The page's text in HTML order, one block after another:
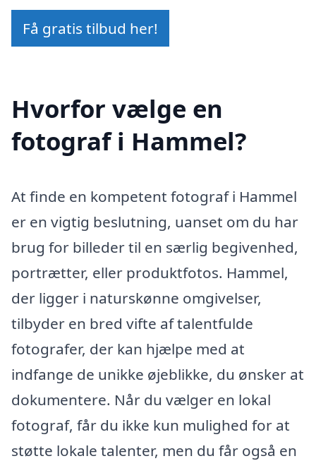
Få gratis tilbud her!
Hvorfor vælge en
fotograf i Hammel?
At finde en kompetent fotograf i Hammel
er en vigtig beslutning, uanset om du har
brug for billeder til en særlig begivenhed,
portrætter, eller produktfotos. Hammel,
der ligger i naturskønne omgivelser,
tilbyder en bred vifte af talentfulde
fotografer, der kan hjælpe med at
indfange de unikke øjeblikke, du ønsker at
dokumentere. Når du vælger en lokal
fotograf, får du ikke kun mulighed for at
støtte lokale talenter, men du får også en